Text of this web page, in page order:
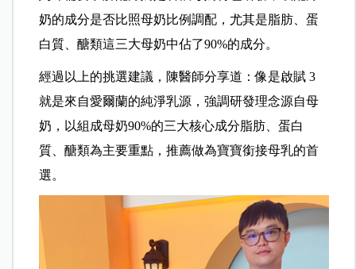
奶的成分是否比照母奶比例調配，尤其是脂肪、蛋
白質、醣類這三大母奶中佔了90%的成分。
經過以上的挑選建議，陳醫師分享道：像是啟賦 3
就是來自愛爾蘭的純淨乳源，強調研發理念源自母
奶，以組成母奶90%的三大核心成分脂肪、蛋白
質、醣類為主要重點，推薦做為寶寶銜接母乳的首
選。